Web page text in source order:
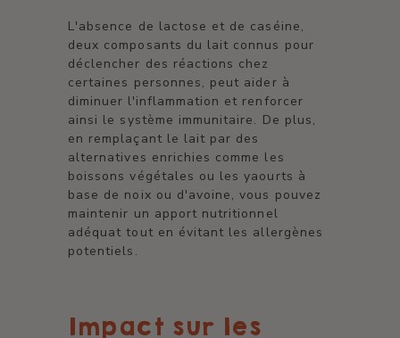
L'absence de lactose et de caséine,
deux composants du lait connus pour
déclencher des réactions chez
certaines personnes, peut aider à
diminuer l'inflammation et renforcer
ainsi le système immunitaire. De plus,
en remplaçant le lait par des
alternatives enrichies comme les
boissons végétales ou les yaourts à
base de noix ou d'avoine, vous pouvez
maintenir un apport nutritionnel
adéquat tout en évitant les allergènes
potentiels.
Impact sur les